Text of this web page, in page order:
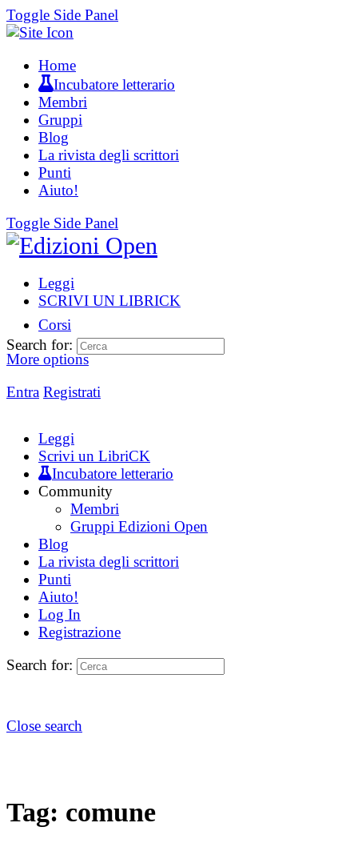
Toggle Side Panel
Home
Incubatore letterario
Membri
Gruppi
Blog
La rivista degli scrittori
Punti
Aiuto!
Toggle Side Panel
Leggi
SCRIVI UN LIBRICK
Corsi
More options
Entra Registrati
Search for:
Leggi
Scrivi un LibriCK
Incubatore letterario
Community
Membri
Gruppi Edizioni Open
Blog
La rivista degli scrittori
Punti
Aiuto!
Log In
Registrazione
Search for:
Close search
Tag: comune